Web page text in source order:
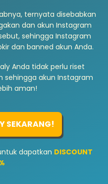
ternyata disebabkan
dan akun Instagram
sehingga Instagram
dan banned akun Anda.
Anda tidak perlu riset
sehingga akun Instagram
aman!
SEKARANG!
dapatkan DISCOUNT